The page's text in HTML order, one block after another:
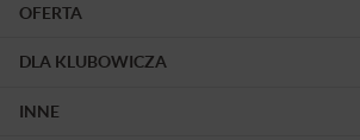
OFERTA
DLA KLUBOWICZA
INNE